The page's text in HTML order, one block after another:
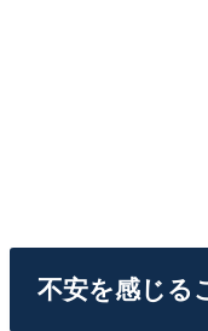
不安を感じる